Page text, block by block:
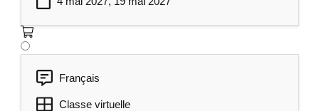
Français
Classe virtuelle